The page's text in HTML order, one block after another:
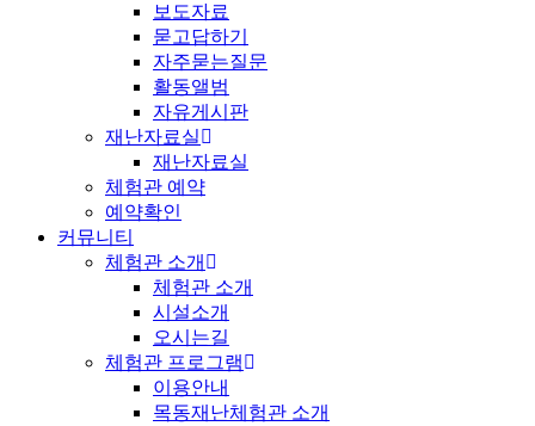
보도자료
묻고답하기
자주묻는질문
활동앨범
자유게시판
재난자료실
재난자료실
체험관 예약
예약확인
커뮤니티
체험관 소개
체험관 소개
시설소개
오시는길
체험관 프로그램
이용안내
목동재난체험관 소개